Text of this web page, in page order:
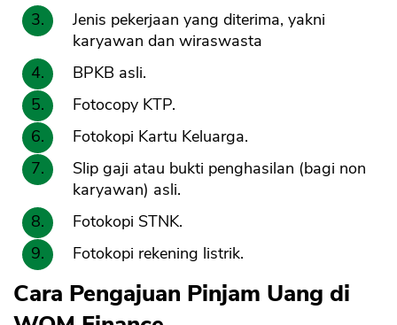
Jenis pekerjaan yang diterima, yakni
karyawan dan wiraswasta
BPKB asli.
Fotocopy KTP.
Fotokopi Kartu Keluarga.
Slip gaji atau bukti penghasilan (bagi non
karyawan) asli.
Fotokopi STNK.
Fotokopi rekening listrik.
Cara Pengajuan Pinjam Uang di